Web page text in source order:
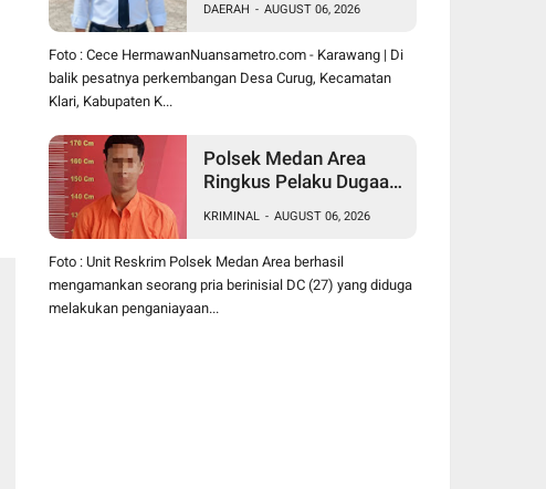
Kepemimpinan
Humanis Bangun Desa
Curug
DAERAH - AUGUST 06, 2026
Foto : Cece HermawanNuansametro.com - Karawang | Di
balik pesatnya perkembangan Desa Curug, Kecamatan
Klari, Kabupaten K...
Polsek Medan Area
Ringkus Pelaku Dugaan
Depan SPBU Jalan
Denai, Korban Alami
Luka Memar
KRIMINAL - AUGUST 06, 2026
Foto : Unit Reskrim Polsek Medan Area berhasil
mengamankan seorang pria berinisial DC (27) yang diduga
melakukan penganiayaan...